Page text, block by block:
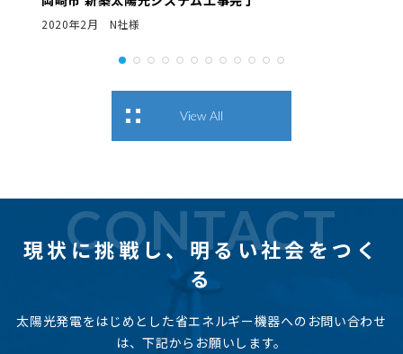
2020年2月 N社様
View All
CONTACT
現状に挑戦し、明るい社会をつく
る
太陽光発電をはじめとした省エネルギー機器へのお問い合わせ
は、下記からお願いします。